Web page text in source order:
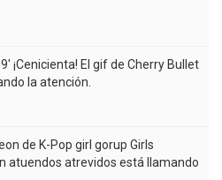
¡Cenicienta! El gif de Cherry Bullet
la atención.
de K-Pop girl gorup Girls
atuendos atrevidos está llamando